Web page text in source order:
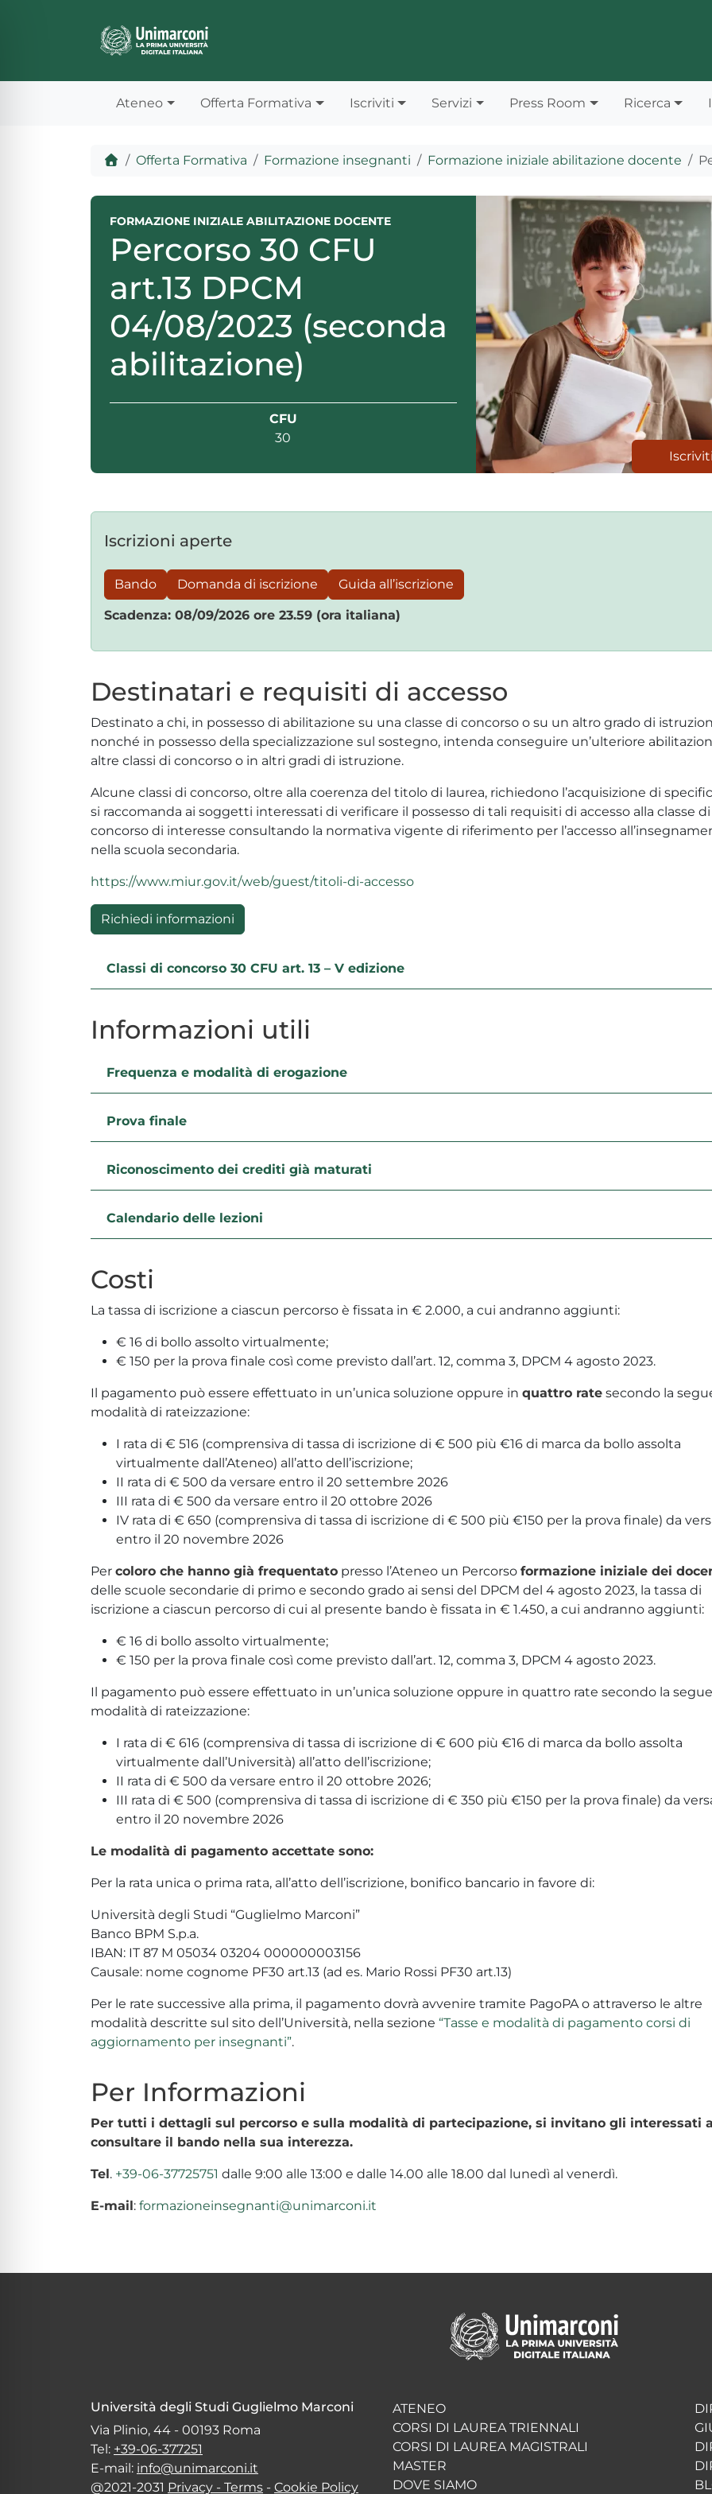
Ateneo Offerta Formativa Iscriviti Servizi Press Room Ricerca
Home
Offerta Formativa Formazione insegnanti Formazione iniziale abilitazione docente
FORMAZIONE INIZIALE ABILITAZIONE DOCENTE
Percorso 30 CFU
art.13 DPCM
04/08/2023 (seconda
abilitazione)
CFU
30
Iscrizioni aperte
Bando Domanda di iscrizione Guida all’iscrizione
Scadenza: 08/09/2026 ore 23.59 (ora italiana)
Destinatari e requisiti di accesso
Destinato a chi, in possesso di abilitazione su una classe di concorso o su un altro grado di
nonché in possesso della specializzazione sul sostegno, intenda conseguire un’ulteriore
altre classi di concorso o in altri gradi di istruzione.
Alcune classi di concorso, oltre alla coerenza del titolo di laurea, richiedono l’acquisizione di
si raccomanda ai soggetti interessati di verificare il possesso di tali requisiti di accesso alla classe di
concorso di interesse consultando la normativa vigente di riferimento per l’accesso
nella scuola secondaria.
https://www.miur.gov.it/web/guest/titoli-di-accesso
Richiedi informazioni
Classi di concorso 30 CFU art. 13 – V edizione
Informazioni utili
Frequenza e modalità di erogazione
Prova finale
Riconoscimento dei crediti già maturati
Calendario delle lezioni
Costi
La tassa di iscrizione a ciascun percorso è fissata in € 2.000, a cui andranno aggiunti:
€ 16 di bollo assolto virtualmente;
€ 150 per la prova finale così come previsto dall’art. 12, comma 3, DPCM 4 agosto 2023.
Il pagamento può essere effettuato in un’unica soluzione oppure in quattro rate secondo la
modalità di rateizzazione:
I rata di € 516 (comprensiva di tassa di iscrizione di € 500 più €16 di marca da bollo assolta
virtualmente dall’Ateneo) all’atto dell’iscrizione;
II rata di € 500 da versare entro il 20 settembre 2026
III rata di € 500 da versare entro il 20 ottobre 2026
IV rata di € 650 (comprensiva di tassa di iscrizione di € 500 più €150 per la prova finale) da
entro il 20 novembre 2026
Per coloro che hanno già frequentato presso l’Ateneo un Percorso formazione iniziale dei
delle scuole secondarie di primo e secondo grado ai sensi del DPCM del 4 agosto 2023, la tassa di
iscrizione a ciascun percorso di cui al presente bando è fissata in € 1.450, a cui andranno aggiunti:
€ 16 di bollo assolto virtualmente;
€ 150 per la prova finale così come previsto dall’art. 12, comma 3, DPCM 4 agosto 2023.
Il pagamento può essere effettuato in un’unica soluzione oppure in quattro rate secondo la
modalità di rateizzazione:
I rata di € 616 (comprensiva di tassa di iscrizione di € 600 più €16 di marca da bollo assolta
virtualmente dall’Università) all’atto dell’iscrizione;
II rata di € 500 da versare entro il 20 ottobre 2026;
III rata di € 500 (comprensiva di tassa di iscrizione di € 350 più €150 per la prova finale) da
entro il 20 novembre 2026
Le modalità di pagamento accettate sono:
Per la rata unica o prima rata, all’atto dell’iscrizione, bonifico bancario in favore di:
Università degli Studi “Guglielmo Marconi”
Banco BPM S.p.a.
IBAN: IT 87 M 05034 03204 000000003156
Causale: nome cognome PF30 art.13 (ad es. Mario Rossi PF30 art.13)
Per le rate successive alla prima, il pagamento dovrà avvenire tramite PagoPA o attraverso le altre
modalità descritte sul sito dell’Università, nella sezione “Tasse e modalità di pagamento corsi di
aggiornamento per insegnanti”.
Per Informazioni
Per tutti i dettagli sul percorso e sulla modalità di partecipazione, si invitano gli interessati
consultare il bando nella sua interezza.
Tel. +39-06-37725751 dalle 9:00 alle 13:00 e dalle 14.00 alle 18.00 dal lunedì al venerdì.
E-mail: formazioneinsegnanti@unimarconi.it
Università degli Studi Guglielmo Marconi
Via Plinio, 44 - 00193 Roma
Tel: +39-06-377251
E-mail: info@unimarconi.it
@2021-2031 Privacy - Terms - Cookie Policy
ATENEO
CORSI DI LAUREA TRIENNALI
CORSI DI LAUREA MAGISTRALI
MASTER
DOVE SIAMO
per disabilità visive
sicura per epilessia